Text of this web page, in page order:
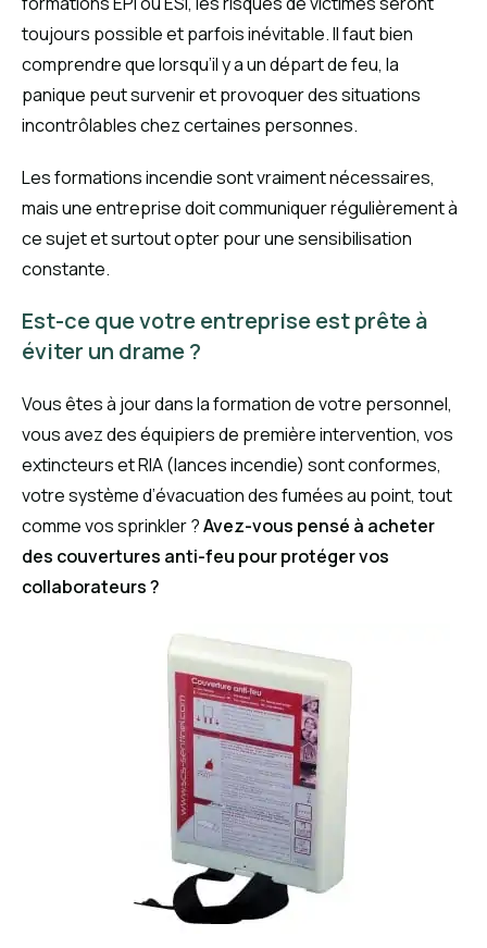
toujours possible et parfois inévitable. Il faut bien
comprendre que lorsqu’il y a un départ de feu, la
panique peut survenir et provoquer des situations
incontrôlables chez certaines personnes.
Les formations incendie sont vraiment nécessaires,
mais une entreprise doit communiquer régulièrement à
ce sujet et surtout opter pour une sensibilisation
constante.
Est-ce que votre entreprise est prête à
éviter un drame ?
Vous êtes à jour dans la formation de votre personnel,
vous avez des équipiers de première intervention, vos
extincteurs et RIA (lances incendie) sont conformes,
votre système d’évacuation des fumées au point, tout
comme vos sprinkler ?Avez-vous pensé à acheter
des couvertures anti-feu pour protéger vos
collaborateurs ?